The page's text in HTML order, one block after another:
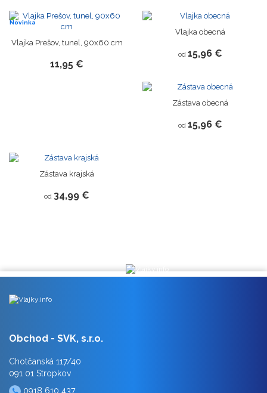
Novinka
Vlajka Prešov, tunel, 90x60 cm
11,95 €
Vlajka obecná
od 15,96 €
Zástava obecná
od 15,96 €
Zástava krajská
od 34,99 €
Obchod - SVK, s.r.o.
Chotčanská 117/40
091 01 Stropkov
0918 610 437